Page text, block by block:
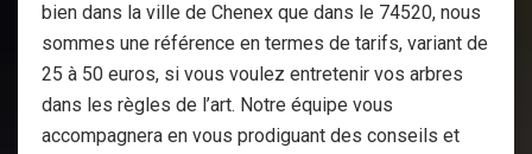
bien dans la ville de Chenex que dans le 74520, nous
sommes une référence en termes de tarifs, variant de
25 à 50 euros, si vous voulez entretenir vos arbres
dans les règles de l’art. Notre équipe vous
accompagnera en vous prodiguant des conseils et